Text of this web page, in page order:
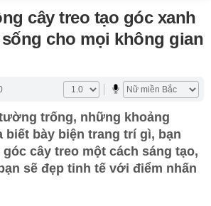
cây treo tạo góc xanh
cho mọi không gian
trống, những khoảng
biết bày biện trang trí gì, bạn
góc cây treo một cách sáng tạo,
sẽ đẹp tinh tế với điểm nhấn